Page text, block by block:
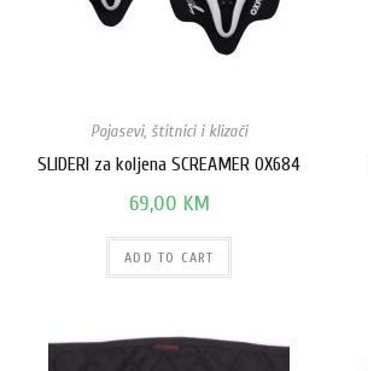
Pojasevi, štitnici i klizači
SLIDERI za koljena SCREAMER OX684
69,00 KM
ADD TO CART